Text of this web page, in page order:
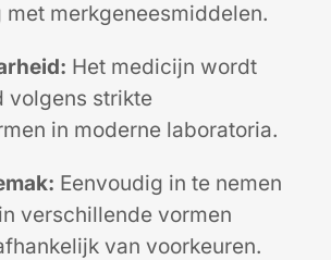
merkgeneesmiddelen.
Het medicijn wordt
volgens strikte
in moderne laboratoria.
Eenvoudig in te nemen
verschillende vormen
van voorkeuren.